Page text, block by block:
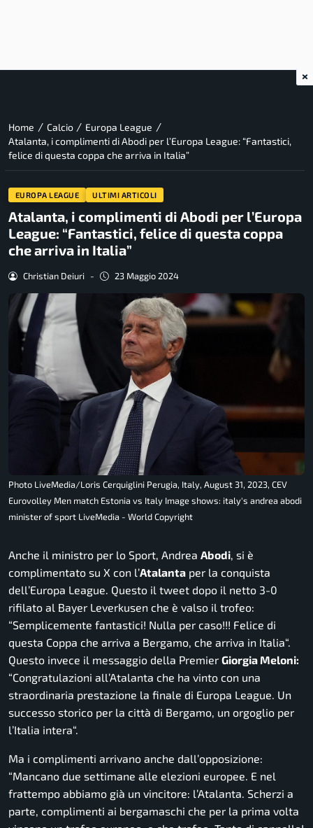
Home / Calcio / Europa League /
Atalanta, i complimenti di Abodi per l’Europa League: “Fantastici,
felice di questa coppa che arriva in Italia”
EUROPA LEAGUE ULTIMI ARTICOLI
Atalanta, i complimenti di Abodi per l’Europa
League: “Fantastici, felice di questa coppa
che arriva in Italia”
Christian Deiuri - 23 Maggio 2024
Photo LiveMedia/Loris Cerquiglini Perugia, Italy, August 31, 2023, CEV
Eurovolley Men match Estonia vs Italy Image shows: italy's andrea abodi
minister of sport LiveMedia - World Copyright
Anche il ministro per lo Sport, Andrea Abodi, si è
complimentato su X con l’Atalanta per la conquista
dell’Europa League. Questo il tweet dopo il netto 3-0
rifilato al Bayer Leverkusen che è valso il trofeo:
“Semplicemente fantastici! Nulla per caso!!! Felice di
questa Coppa che arriva a Bergamo, che arriva in Italia“.
Questo invece il messaggio della Premier Giorgia Meloni:
“Congratulazioni all’Atalanta che ha vinto con una
straordinaria prestazione la finale di Europa League. Un
successo storico per la città di Bergamo, un orgoglio per
l’Italia intera“.
Ma i complimenti arrivano anche dall’opposizione:
“Mancano due settimane alle elezioni europee. E nel
frattempo abbiamo già un vincitore: l’Atalanta. Scherzi a
parte, complimenti ai bergamaschi che per la prima volta
×